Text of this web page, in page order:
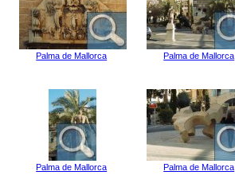
Palma de Mallorca Palma de Mallorca
Palma de Mallorca Palma de Mallorca